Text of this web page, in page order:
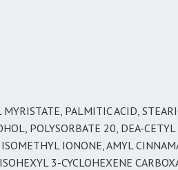
PALMITIC ACID,
POLYSORBATE 20, DEA-
IONONE, AMYL
3-CYCLOHEXENE